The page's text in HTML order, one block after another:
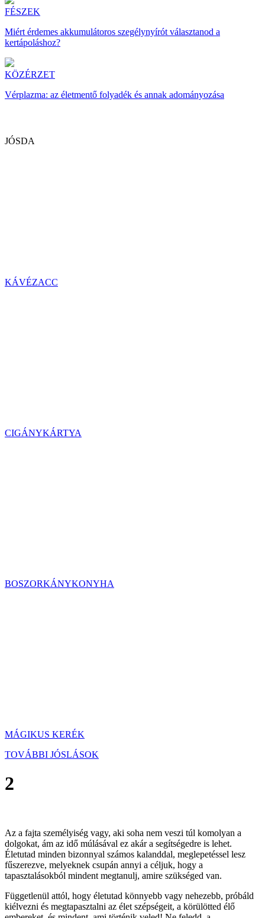
FÉSZEK
Miért érdemes akkumulátoros szegélynyírót választanod a
kertápoláshoz?
KÖZÉRZET
Vérplazma: az életmentő folyadék és annak adományozása
JÓSDA
KÁVÉZACC
CIGÁNYKÁRTYA
BOSZORKÁNYKONYHA
MÁGIKUS KERÉK
TOVÁBBI JÓSLÁSOK
2
Az a fajta személyiség vagy, aki soha nem veszi túl komolyan a
dolgokat, ám az idő múlásával ez akár a segítségedre is lehet.
Életutad minden bizonnyal számos kalanddal, meglepetéssel lesz
fűszerezve, melyeknek csupán annyi a céljuk, hogy a
tapasztalásokból mindent megtanulj, amire szükséged van.
Függetlenül attól, hogy életutad könnyebb vagy nehezebb, próbáld
kiélvezni és megtapasztalni az élet szépségeit, a körülötted élő